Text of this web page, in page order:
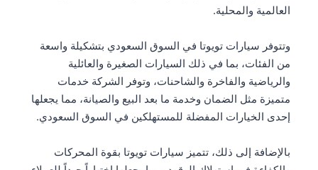
العالمية والمحلية.
وتتوفر سيارات تويوتا في السوق السعودي بتشكيلة واسعة
من الفئات، بما في ذلك السيارات الصغيرة والعائلية
والرياضية والفاخرة والشاحنات، وتوفر الشركة خدمات
متميزة مثل الضمان وخدمة ما بعد البيع والصيانة، مما يجعلها
إحدى الخيارات المفضلة للمستهلكين في السوق السعودي.
بالإضافة إلى ذلك، تتميز سيارات تويوتا بقوة المحركات